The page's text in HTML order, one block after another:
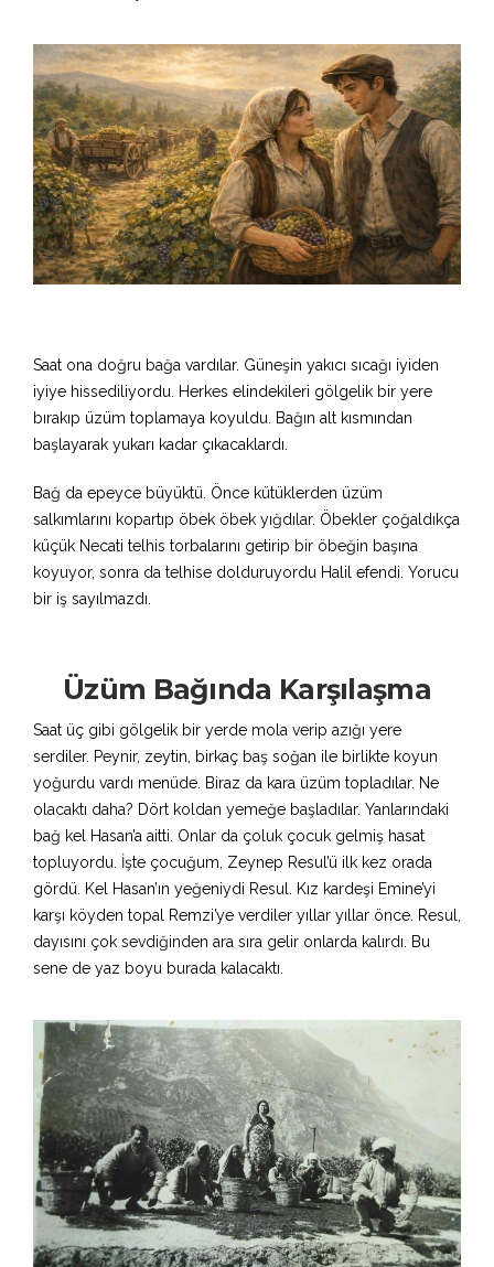
Saat ona doğru bağa vardılar. Güneşin yakıcı sıcağı iyiden
iyiye hissediliyordu. Herkes elindekileri gölgelik bir yere
bırakıp üzüm toplamaya koyuldu. Bağın alt kısmından
başlayarak yukarı kadar çıkacaklardı.
Bağ da epeyce büyüktü. Önce kütüklerden üzüm
salkımlarını kopartıp öbek öbek yığdılar. Öbekler çoğaldıkça
küçük Necati telhis torbalarını getirip bir öbeğin başına
koyuyor, sonra da telhise dolduruyordu Halil efendi. Yorucu
bir iş sayılmazdı.
Üzüm Bağında Karşılaşma
Saat üç gibi gölgelik bir yerde mola verip azığı yere
serdiler. Peynir, zeytin, birkaç baş soğan ile birlikte koyun
yoğurdu vardı menüde. Biraz da kara üzüm topladılar. Ne
olacaktı daha? Dört koldan yemeğe başladılar. Yanlarındaki
bağ kel Hasan’a aitti. Onlar da çoluk çocuk gelmiş hasat
topluyordu. İşte çocuğum, Zeynep Resul’ü ilk kez orada
gördü. Kel Hasan’ın yeğeniydi Resul. Kız kardeşi Emine’yi
karşı köyden topal Remzi’ye verdiler yıllar yıllar önce. Resul,
dayısını çok sevdiğinden ara sıra gelir onlarda kalırdı. Bu
sene de yaz boyu burada kalacaktı.